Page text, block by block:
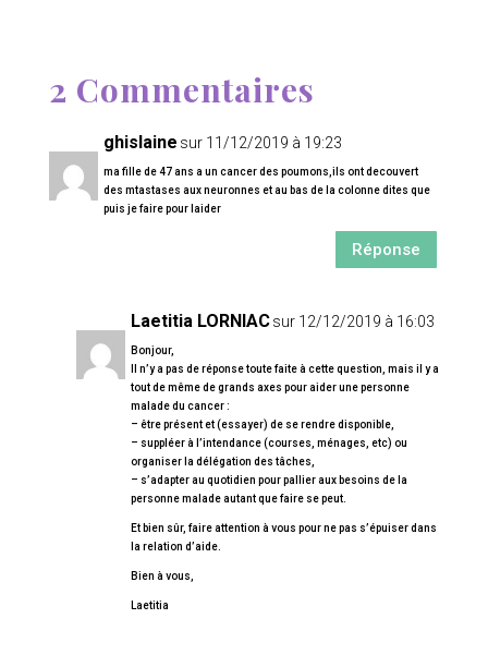
2 Commentaires
ghislaine sur 11/12/2019 à 19:23
ma fille de 47 ans a un cancer des poumons,ils ont decouvert
des mtastases aux neuronnes et au bas de la colonne dites que
puis je faire pour laider
Réponse
Laetitia LORNIAC sur 12/12/2019 à 16:03
Bonjour,
Il n’y a pas de réponse toute faite à cette question, mais il y a
tout de même de grands axes pour aider une personne
malade du cancer :
– être présent et (essayer) de se rendre disponible,
– suppléer à l’intendance (courses, ménages, etc) ou
organiser la délégation des tâches,
– s’adapter au quotidien pour pallier aux besoins de la
personne malade autant que faire se peut.
Et bien sûr, faire attention à vous pour ne pas s’épuiser dans
la relation d’aide.
Bien à vous,
Laetitia